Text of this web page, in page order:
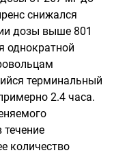
снижался
дозы выше 801
однократной
терминальный
2.4 часа.
количество